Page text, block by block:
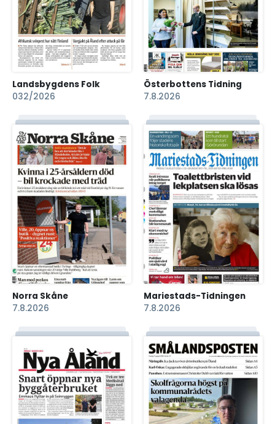
Landsbygdens Folk
032/2026
Österbottens Tidning
7.8.2026
Norra Skåne
7.8.2026
Mariestads-Tidningen
7.8.2026